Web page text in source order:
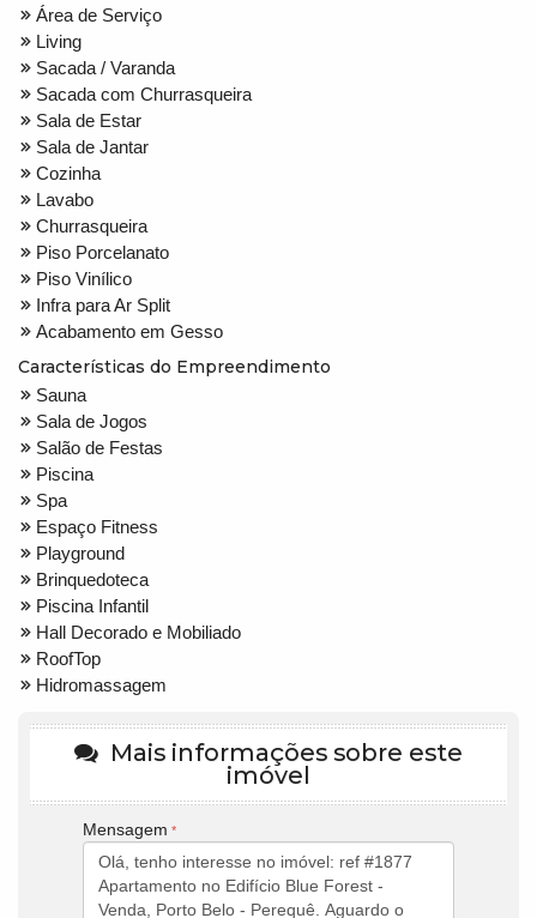
Área de Serviço
Living
Sacada / Varanda
Sacada com Churrasqueira
Sala de Estar
Sala de Jantar
Cozinha
Lavabo
Churrasqueira
Piso Porcelanato
Piso Vinílico
Infra para Ar Split
Acabamento em Gesso
Características do Empreendimento
Sauna
Sala de Jogos
Salão de Festas
Piscina
Spa
Espaço Fitness
Playground
Brinquedoteca
Piscina Infantil
Hall Decorado e Mobiliado
RoofTop
Hidromassagem
Mais informações sobre este
imóvel
Mensagem